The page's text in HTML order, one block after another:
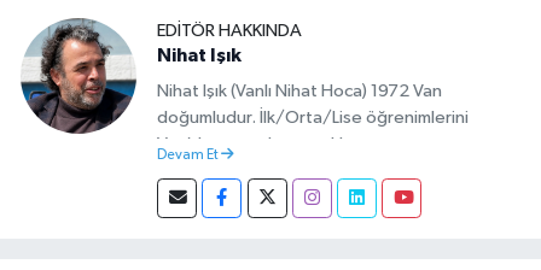
EDITÖR HAKKINDA
Nihat Işık
Nihat Işık (Vanlı Nihat Hoca) 1972 Van
doğumludur. İlk/Orta/Lise öğrenimlerini
Van’da tamamlamıştır. Hacettepe mezunu
başlamıştır. Asteğmen olarak yaptığı vatani
görevi dönüşü Van Sosyal Hizmetler İl
Devam Et